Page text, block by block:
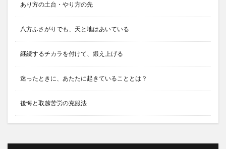
あり方の土台・やり方の先
八方ふさがりでも、天と地はあいている
継続するチカラを付けて、鍛え上げる
迷ったときに、あたたに起きていることとは？
後悔と取越苦労の克服法